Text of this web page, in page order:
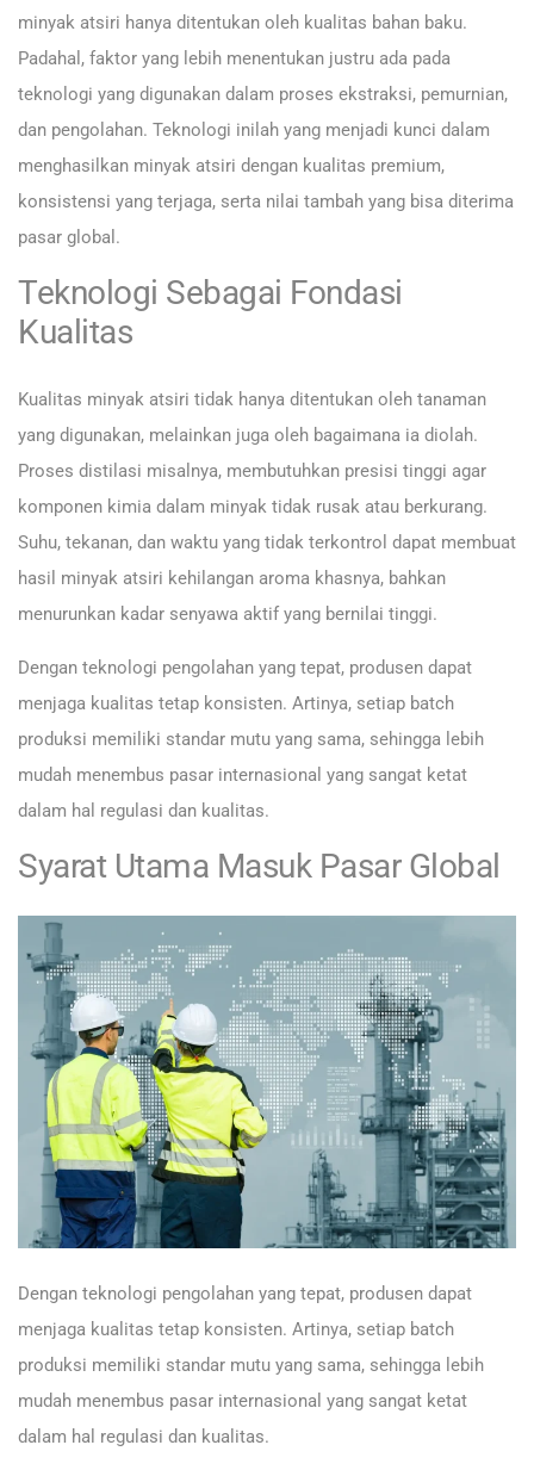
minyak atsiri hanya ditentukan oleh kualitas bahan baku.
Padahal, faktor yang lebih menentukan justru ada pada
teknologi yang digunakan dalam proses ekstraksi, pemurnian,
dan pengolahan. Teknologi inilah yang menjadi kunci dalam
menghasilkan minyak atsiri dengan kualitas premium,
konsistensi yang terjaga, serta nilai tambah yang bisa diterima
pasar global.
Teknologi Sebagai Fondasi
Kualitas
Kualitas minyak atsiri tidak hanya ditentukan oleh tanaman
yang digunakan, melainkan juga oleh bagaimana ia diolah.
Proses distilasi misalnya, membutuhkan presisi tinggi agar
komponen kimia dalam minyak tidak rusak atau berkurang.
Suhu, tekanan, dan waktu yang tidak terkontrol dapat membuat
hasil minyak atsiri kehilangan aroma khasnya, bahkan
menurunkan kadar senyawa aktif yang bernilai tinggi.
Dengan teknologi pengolahan yang tepat, produsen dapat
menjaga kualitas tetap konsisten. Artinya, setiap batch
produksi memiliki standar mutu yang sama, sehingga lebih
mudah menembus pasar internasional yang sangat ketat
dalam hal regulasi dan kualitas.
Syarat Utama Masuk Pasar Global
Dengan teknologi pengolahan yang tepat, produsen dapat
menjaga kualitas tetap konsisten. Artinya, setiap batch
produksi memiliki standar mutu yang sama, sehingga lebih
mudah menembus pasar internasional yang sangat ketat
dalam hal regulasi dan kualitas.